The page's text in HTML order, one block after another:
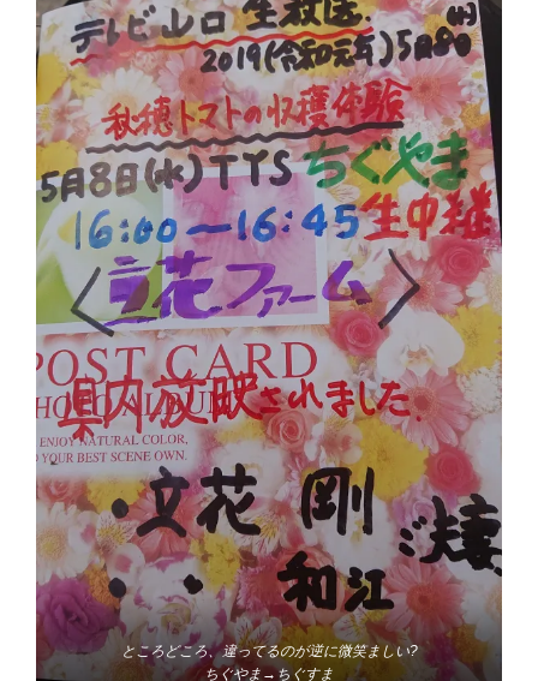
ところどころ、違ってるのが逆に微笑ましい?
ちぐやま→ちぐすま